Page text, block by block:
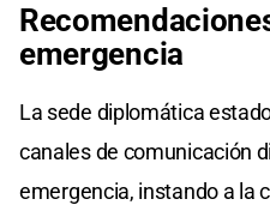
emergencia
La sede diplomática
canales de comunicación
emergencia, instando a la